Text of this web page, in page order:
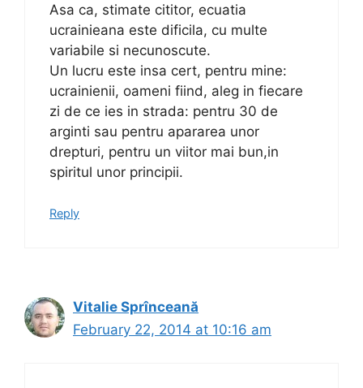
Asa ca, stimate cititor, ecuatia
ucrainieana este dificila, cu multe
variabile si necunoscute.
Un lucru este insa cert, pentru mine:
ucrainienii, oameni fiind, aleg in fiecare
zi de ce ies in strada: pentru 30 de
arginti sau pentru apararea unor
drepturi, pentru un viitor mai bun,in
spiritul unor principii.
Reply
Vitalie Sprînceană
February 22, 2014 at 10:16 am